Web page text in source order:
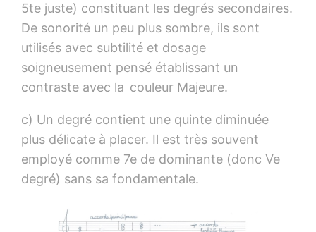
5te juste) constituant les degrés secondaires.
De sonorité un peu plus sombre, ils sont
utilisés avec subtilité et dosage
soigneusement pensé établissant un
contraste avec la couleur Majeure.
c) Un degré contient une quinte diminuée
plus délicate à placer. Il est très souvent
employé comme 7e de dominante (donc Ve
degré) sans sa fondamentale.